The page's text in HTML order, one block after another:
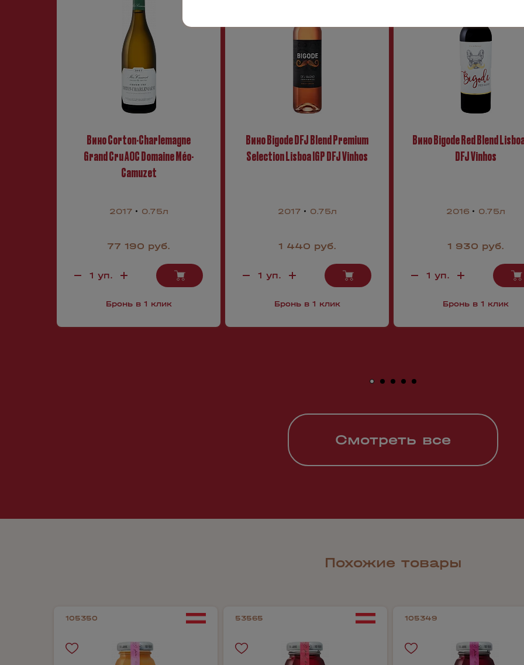
Вино Corton-Charlemagne
Grand Cru AOC Domaine Méo-
Camuzet
2017 0.75л
77 190 руб.
Бронь в 1 клик
Вино Bigode DFJ Blend Premium
Selection Lisboa IGP DFJ Vinhos
2017 0.75л
1 440 руб.
Бронь в 1 клик
Вино Bigode Red Blend
DFJ Vinhos
2016 0.75л
1 930 руб.
Бронь в 1 клик
Смотреть все
Похожие товары
105350 53565 105349